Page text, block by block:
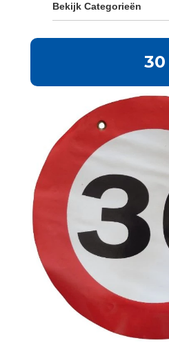
Bekijk Categorieën
30